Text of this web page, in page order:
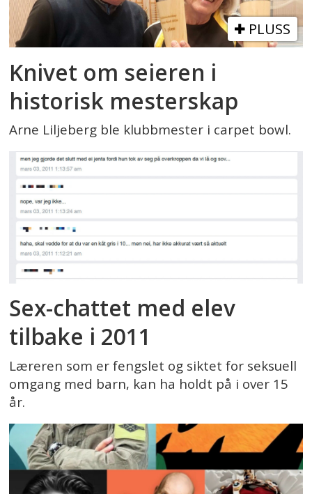
PLUSS
Knivet om seieren i
historisk mesterskap
Arne Liljeberg ble klubbmester i carpet bowl.
Sex-chattet med elev
tilbake i 2011
Læreren som er fengslet og siktet for seksuell
omgang med barn, kan ha holdt på i over 15
år.